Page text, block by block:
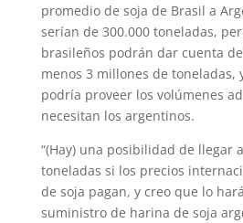
promedio de soja de Brasil a
serían de 300.000 toneladas,
brasileños podrán dar cuenta
menos 3 millones de toneladas,
podría proveer los volúmenes
necesitan los argentinos.
“(Hay) una posibilidad de llegar
toneladas si los precios
de soja pagan, y creo que lo
suministro de harina de soja